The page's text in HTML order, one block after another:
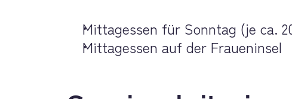
Mittagessen für Sonntag (je ca.
Mittagessen auf der Fraueninsel